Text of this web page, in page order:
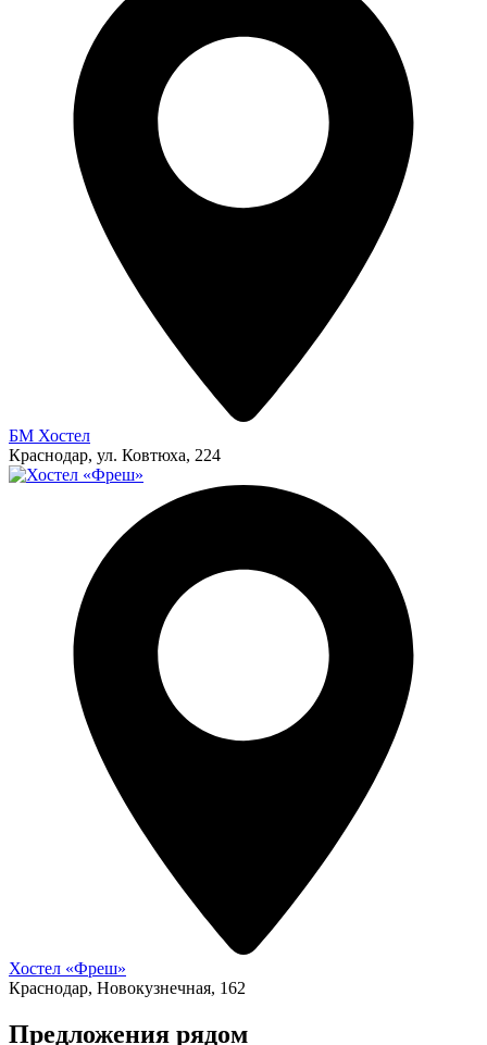
БМ Хостел
Краснодар, ул. Ковтюха, 224
Хостел «Фреш»
Краснодар, Новокузнечная, 162
Предложения рядом